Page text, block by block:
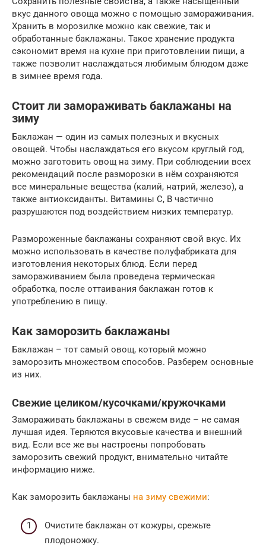
вкус данного овоща можно с помощью замораживания.
Хранить в морозилке можно как свежие, так и
обработанные баклажаны. Такое хранение продукта
сэкономит время на кухне при приготовлении пищи, а
также позволит наслаждаться любимым блюдом даже
в зимнее время года.
Стоит ли замораживать баклажаны на
зиму
Баклажан — один из самых полезных и вкусных
овощей. Чтобы наслаждаться его вкусом круглый год,
можно заготовить овощ на зиму. При соблюдении всех
рекомендаций после разморозки в нём сохраняются
все минеральные вещества (калий, натрий, железо), а
также антиоксиданты. Витамины С, В частично
разрушаются под воздействием низких температур.
Размороженные баклажаны сохраняют свой вкус. Их
можно использовать в качестве полуфабриката для
изготовления некоторых блюд. Если перед
замораживанием была проведена термическая
обработка, после оттаивания баклажан готов к
употреблению в пищу.
Как заморозить баклажаны
Баклажан – тот самый овощ, который можно
заморозить множеством способов. Разберем основные
из них.
Свежие целиком/кусочками/кружочками
Замораживать баклажаны в свежем виде – не самая
лучшая идея. Теряются вкусовые качества и внешний
вид. Если все же вы настроены попробовать
заморозить свежий продукт, внимательно читайте
информацию ниже.
Как заморозить баклажаны на зиму свежими:
Очистите баклажан от кожуры, срежьте
плодоножку.